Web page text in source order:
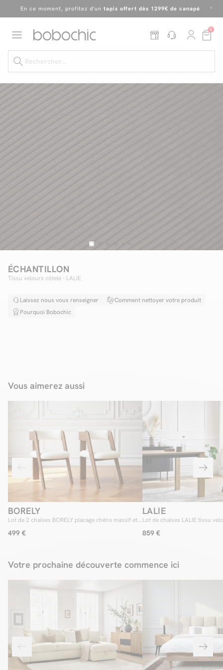
En ce moment, profitez d'un tapis offert dès 1299€ de canapé *
Excellent
En ce moment, profitez d'un
0
Dernière chance jusqu'à -50%
Nos Best-sellers
Nouveautés
Livraison rapide
Vos intérieurs
Facilité de paiements
Aide et contact
ÉCHANTILLON
Tissu velours côtelé - LALIE
Laissez nous vous renseigner
Comment nettoyer votre produit
Pourquoi Bobochic
Vous aimerez aussi
BORELY
Lot de 2 chaises BORELY placage chêne massif et
499 €
LALIE
Lot de chaises LALIE tissu
859 €
Votre prochaine découverte commence ici